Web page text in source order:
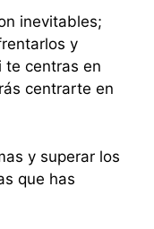
inevitables;
y
te centras en
centrarte en
y superar los
que has